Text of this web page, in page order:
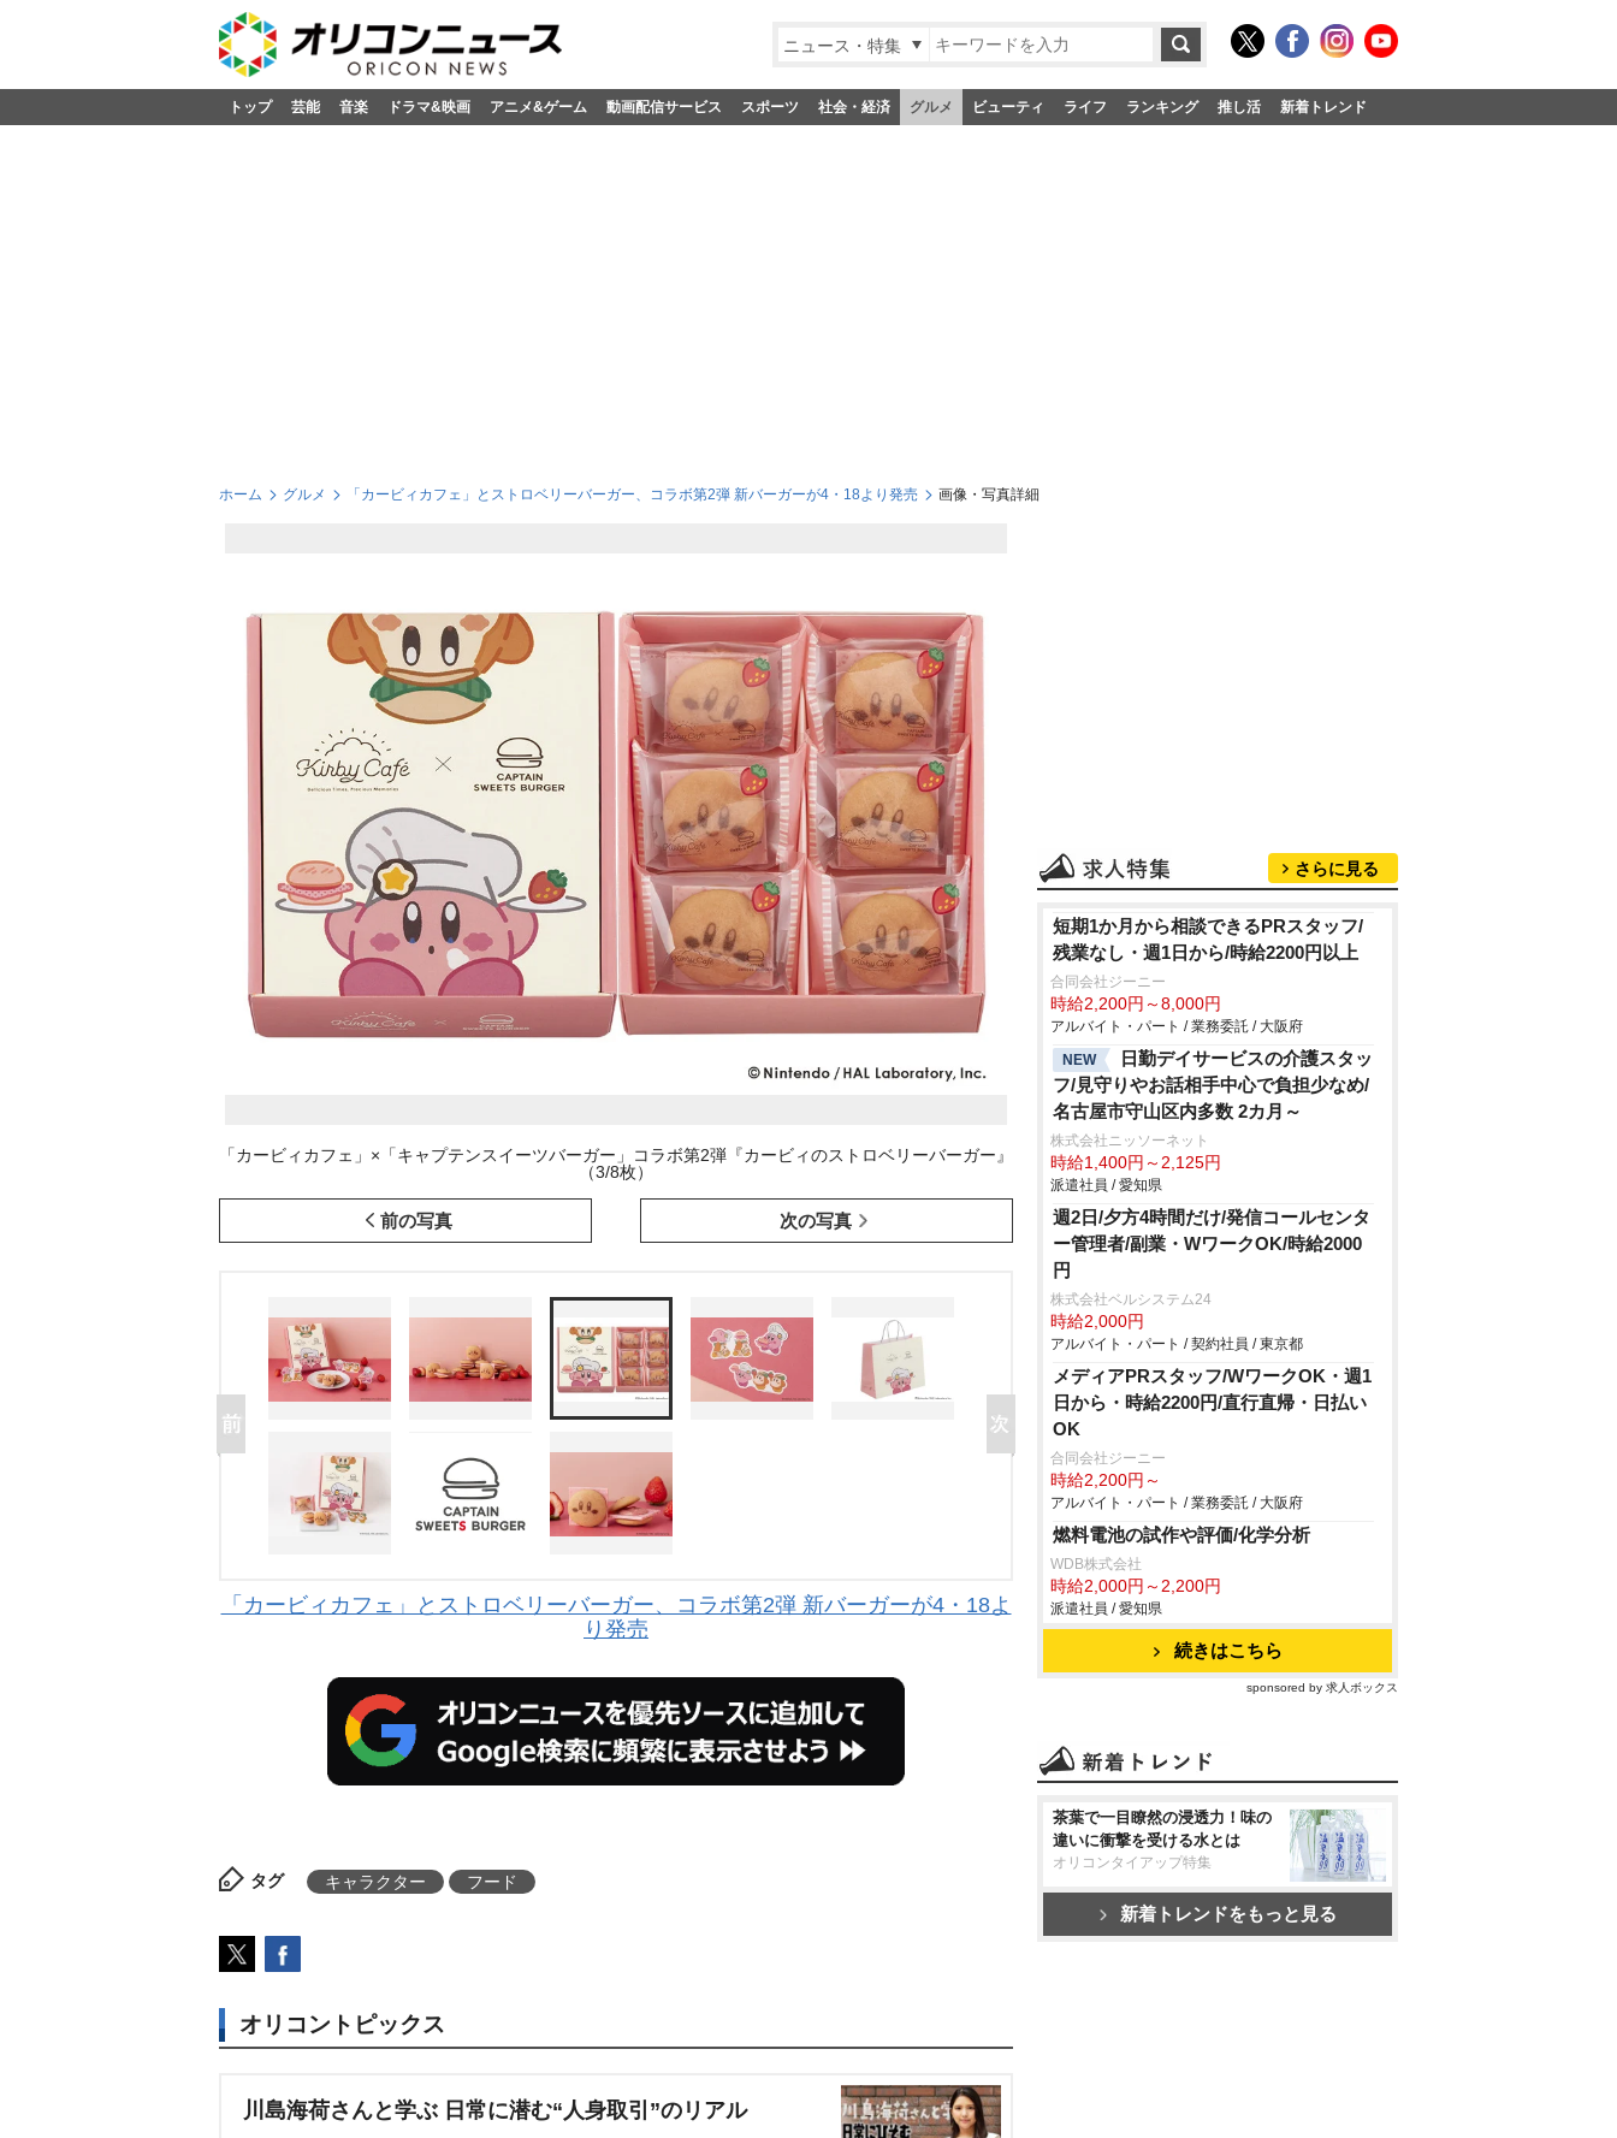
ニュース・特集
トップ 芸能 音楽 ドラマ&映画 アニメ&ゲーム 動画配信サービス スポーツ 社会・経済 グルメ ビューティ ライフ ランキング 推し活 新着トレンド
ホーム グルメ 「カービィカフェ」とストロベリーバーガー、コラボ第2弾 新バーガーが4・18より発売 画像・写真詳細
「カービィカフェ」×「キャプテンスイーツバーガー」コラボ第2弾『カービィのストロベリーバーガー』
（3/8枚）
前の写真 次の写真
「カービィカフェ」とストロベリーバーガー、コラボ第2弾 新バーガーが4・18よ
り発売
タグ キャラクター フード
オリコントピックス
川島海荷さんと学ぶ 日常に潜む“人身取引”のリアル
さらに見る
短期1か月から相談できるPRスタッフ/
残業なし・週1日から/時給2200円以上
合同会社ジーニー
時給2,200円～8,000円
アルバイト・パート / 業務委託 / 大阪府
NEW
日勤デイサービスの介護スタッ
フ/見守りやお話相手中心で負担少なめ/
名古屋市守山区内多数 2カ月～
株式会社ニッソーネット
時給1,400円～2,125円
派遣社員 / 愛知県
週2日/夕方4時間だけ/発信コールセンタ
ー管理者/副業・WワークOK/時給2000
円
株式会社ベルシステム24
時給2,000円
アルバイト・パート / 契約社員 / 東京都
メディアPRスタッフ/WワークOK・週1
日から・時給2200円/直行直帰・日払い
OK
合同会社ジーニー
時給2,200円～
アルバイト・パート / 業務委託 / 大阪府
燃料電池の試作や評価/化学分析
WDB株式会社
時給2,000円～2,200円
派遣社員 / 愛知県
続きはこちら
sponsored by 求人ボックス
茶葉で一目瞭然の浸透力！味の
違いに衝撃を受ける水とは
オリコンタイアップ特集
新着トレンドをもっと見る